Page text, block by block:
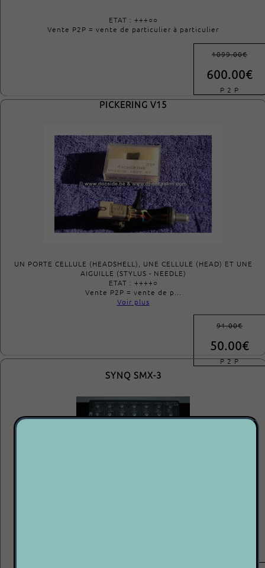
ETAT : +++○○
Vente P2P = vente de particulier à particulier
1099.00€
600.00€
P 2 P
PICKERING V15
UN PORTE CELLULE (HEADSHELL), UNE CELLULE (HEAD) ET UNE
AIGUILLE (STYLUS - NEEDLE)
ETAT : ++++○
Vente P2P = vente de p...
Voir plus
91.00€
50.00€
P 2 P
SYNQ SMX-3